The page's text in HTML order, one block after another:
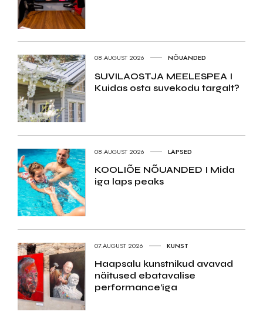
08.AUGUST 2026 NÕUANDED
SUVILAOSTJA MEELESPEA I
Kuidas osta suvekodu targalt?
08.AUGUST 2026 LAPSED
KOOLIÕE NÕUANDED I Mida
iga laps peaks
07.AUGUST 2026 KUNST
Haapsalu kunstnikud avavad
näitused ebatavalise
performance’iga